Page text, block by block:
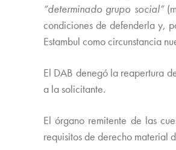
“determinado grupo social”
condiciones de defenderla y,
Estambul como circunstancia
El DAB denegó la reapertura
a la solicitante.
El órgano remitente de las
requisitos de derecho material